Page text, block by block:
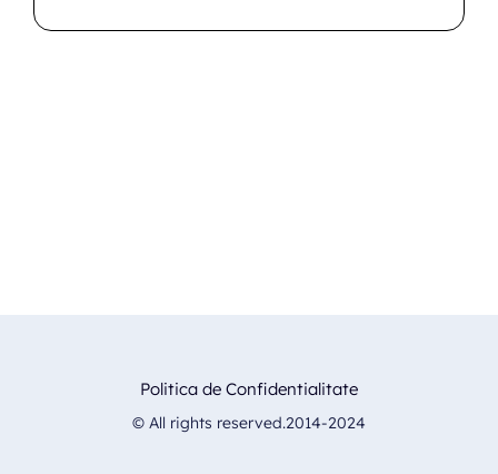
Politica de Confidentialitate
© All rights reserved.2014-2024